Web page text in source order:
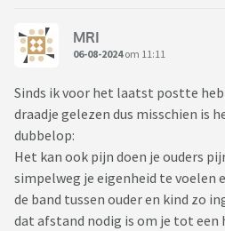
MRI
06-08-2024om 11:11
Sinds ik voor het laatst postte
draadje gelezen dus misschien is
dubbelop:
Het kan ook pijn doen je ouders
simpelweg je eigenheid te voelen
de band tussen ouder en kind zo
dat afstand nodig is om je tot een